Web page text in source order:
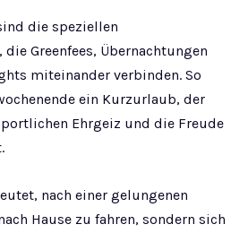
die speziellen
Greenfees, Übernachtungen
miteinander verbinden. So
ein Kurzurlaub, der
Ehrgeiz und die Freude
nach einer gelungenen
Hause zu fahren, sondern sich